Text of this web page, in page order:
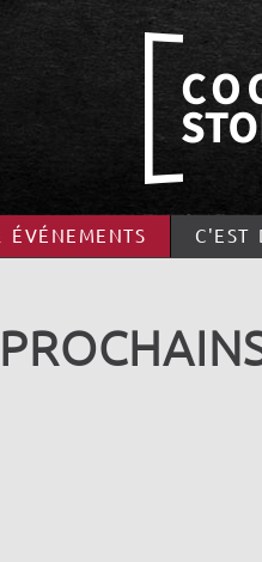
ÉVÉNEMENTS C'EST